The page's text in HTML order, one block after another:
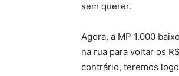
sem querer.
Agora, a MP 1.000
na rua para voltar os
contrário, teremos